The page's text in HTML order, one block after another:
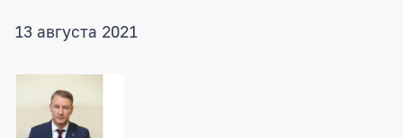
13 августа 2021